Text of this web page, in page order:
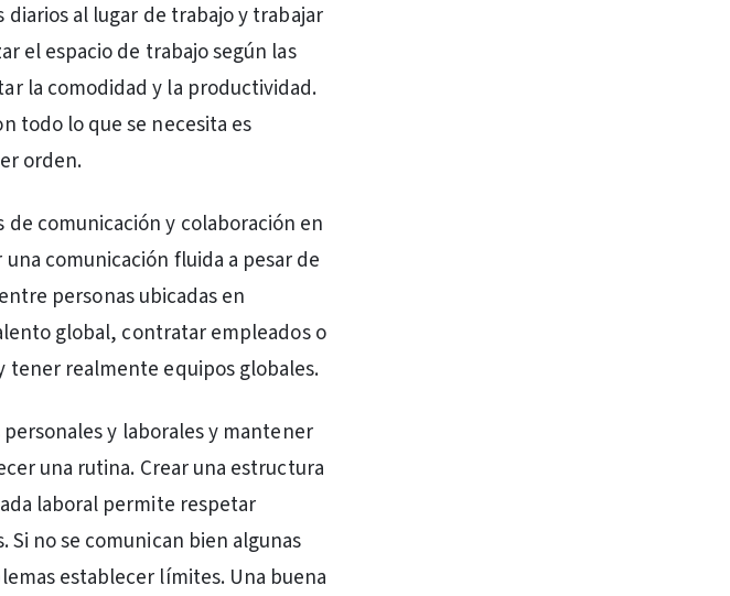
al lugar de trabajo y trabajar
el espacio de trabajo según las
la comodidad y la productividad.
todo lo que se necesita es
orden.
comunicación y colaboración en
comunicación fluida a pesar de
personas ubicadas en
global, contratar empleados o
realmente equipos globales.
y laborales y mantener
una rutina. Crear una estructura
laboral permite respetar
no se comunican bien algunas
establecer límites. Una buena